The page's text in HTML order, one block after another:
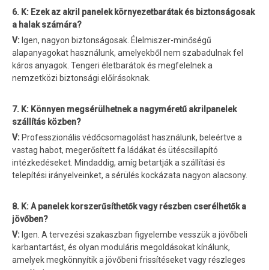
6. K: Ezek az akril panelek környezetbarátak és biztonságosak
a halak számára?
V: Igen, nagyon biztonságosak. Élelmiszer-minőségű
alapanyagokat használunk, amelyekből nem szabadulnak fel
káros anyagok. Tengeri életbarátok és megfelelnek a
nemzetközi biztonsági előírásoknak.
7. K: Könnyen megsérülhetnek a nagyméretű akrilpanelek
szállítás közben?
V: Professzionális védőcsomagolást használunk, beleértve a
vastag habot, megerősített fa ládákat és ütéscsillapító
intézkedéseket. Mindaddig, amíg betartják a szállítási és
telepítési irányelveinket, a sérülés kockázata nagyon alacsony.
8. K: A panelek korszerűsíthetők vagy részben cserélhetők a
jövőben?
V: Igen. A tervezési szakaszban figyelembe vesszük a jövőbeli
karbantartást, és olyan moduláris megoldásokat kínálunk,
amelyek megkönnyítik a jövőbeni frissítéseket vagy részleges